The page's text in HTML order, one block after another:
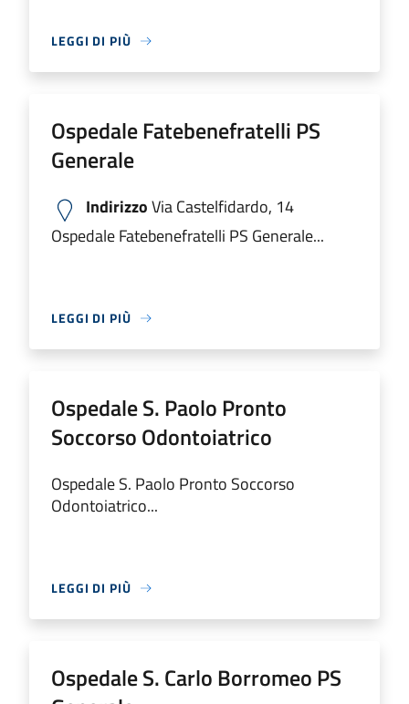
LEGGI DI PIÙ
Ospedale Fatebenefratelli PS
Generale
IndirizzoVia Castelfidardo, 14
Ospedale Fatebenefratelli PS Generale...
LEGGI DI PIÙ
Ospedale S. Paolo Pronto
Soccorso Odontoiatrico
Ospedale S. Paolo Pronto Soccorso
Odontoiatrico...
LEGGI DI PIÙ
Ospedale S. Carlo Borromeo PS